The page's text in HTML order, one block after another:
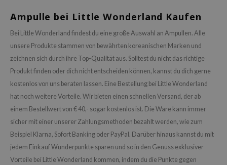
Ampulle bei Little Wonderland Kaufen
Bei Little Wonderland findest du eine große Auswahl an Ampullen. Alle
unsere Produkte stammen von bewährten koreanischen Marken und
zeichnen sich durch ihre Top-Qualität aus. Solltest du nicht das richtige
Produkt finden oder dich nicht entscheiden können, kannst du dich gerne
kostenlos von uns beraten lassen. Eine Bestellung bei Little Wonderland
hat noch weitere Vorteile. Wir bieten einen schnellen Versand, der ab
einem Bestellwert von € 40,- sogar kostenlos ist. Die Ware kann immer
sicher mit einer unserer Zahlungsmethoden bezahlt werden, wie zum
Beispiel Klarna, Sofort Banking oder PayPal. Darüber hinaus kannst du mit
jedem Einkauf Wunderpunkte sparen und so in den Genuss exklusiver
Vorteile bei Little Wonderland kommen, indem du die Punkte gegen